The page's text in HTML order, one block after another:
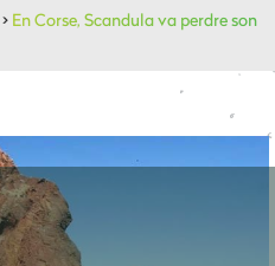
> En Corse, Scandula va perdre son